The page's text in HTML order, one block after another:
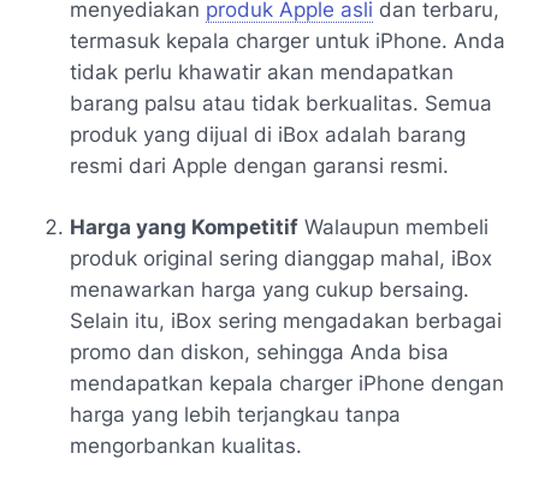
menyediakan produk Apple asli dan terbaru,
termasuk kepala charger untuk iPhone. Anda
tidak perlu khawatir akan mendapatkan
barang palsu atau tidak berkualitas. Semua
produk yang dijual di iBox adalah barang
resmi dari Apple dengan garansi resmi.
Harga yang Kompetitif Walaupun membeli
produk original sering dianggap mahal, iBox
menawarkan harga yang cukup bersaing.
Selain itu, iBox sering mengadakan berbagai
promo dan diskon, sehingga Anda bisa
mendapatkan kepala charger iPhone dengan
harga yang lebih terjangkau tanpa
mengorbankan kualitas.